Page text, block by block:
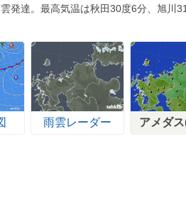
発達。最高気温は秋田30度6分、旭川
雨雲レーダー アメダ